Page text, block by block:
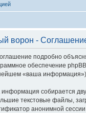
ворон -
подробно
обеспечение
«ваша информация»).
собирается
текстовые файлы,
анонимной